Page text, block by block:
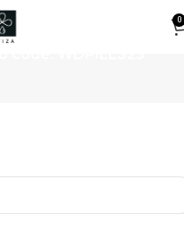
0
code: WDPILLS23